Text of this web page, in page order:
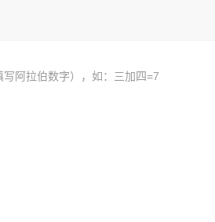
阿拉伯数字），如：三加四=7